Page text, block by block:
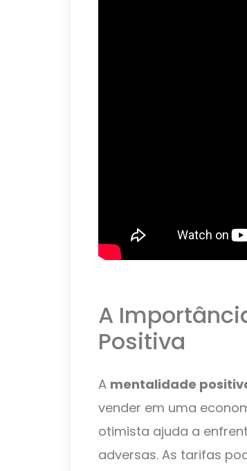
A
Positiva
A mentalidade
vender em uma
otimista ajuda a
adversas. As tarifas